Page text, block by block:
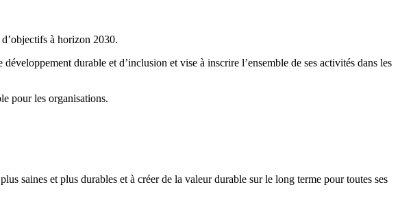
à horizon 2030.
durable et d’inclusion et vise à inscrire l’ensemble de ses activités dans les
pour les organisations.
saines et plus durables et à créer de la valeur durable sur le long terme pour toutes ses